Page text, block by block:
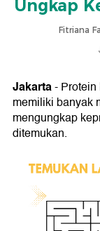
Ungkap
Fitriana
Jakarta-
memiliki banyak
mengungkap
ditemukan.